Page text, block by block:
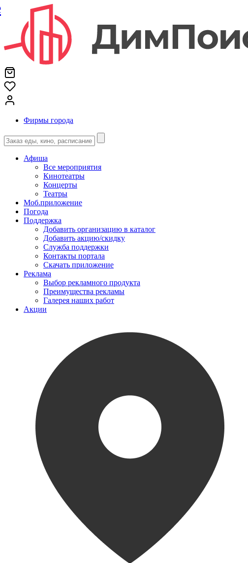
Фирмы города
Афиша
Все мероприятия
Кинотеатры
Концерты
Театры
Моб.приложение
Погода
Поддержка
Добавить организацию в каталог
Добавить акцию/скидку
Служба поддержки
Контакты портала
Скачать приложение
Реклама
Выбор рекламного продукта
Преимущества рекламы
Галерея наших работ
Акции